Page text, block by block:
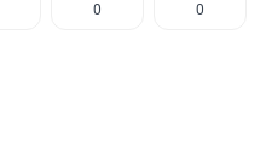
0 0